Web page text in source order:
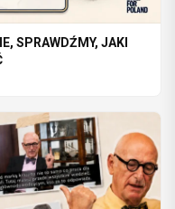
SPRAWDŹMY, JAKI